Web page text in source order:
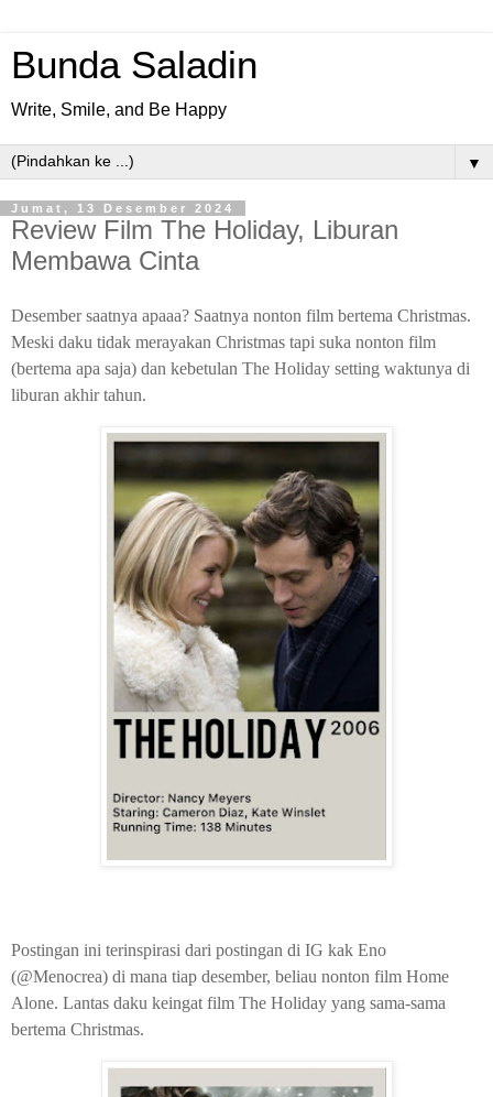
Bunda Saladin
Write, Smile, and Be Happy
▼
Jumat, 13 Desember 2024
Review Film The Holiday, Liburan
Membawa Cinta
Desember saatnya apaaa? Saatnya nonton film bertema Christmas.
Meski daku tidak merayakan Christmas tapi suka nonton film
(bertema apa saja) dan kebetulan The Holiday setting waktunya di
liburan akhir tahun.
Postingan ini terinspirasi dari postingan di IG kak Eno
(@Menocrea) di mana tiap desember, beliau nonton film Home
Alone. Lantas daku keingat film The Holiday yang sama-sama
bertema Christmas.